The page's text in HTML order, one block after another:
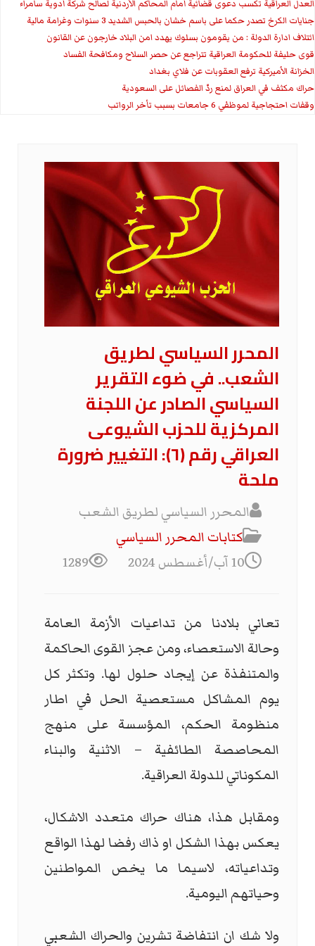
العدل العراقية تكسب دعوى قضائية أمام المحاكم الأردنية لصالح شركة أدوية سامراء
جنايات الكرخ تصدر حكما على باسم خشان بالحبس الشديد 3 سنوات وغرامة مالية
ائتلاف ادارة الدولة : من يقومون بسلوك يهدد امن البلاد خارجون عن القانون
قوى حليفة للحكومة العراقية تتراجع عن حصر السلاح ومكافحة الفساد
الخزانة الأميركية ترفع العقوبات عن فلاي بغداد
حراك مكثف في العراق لمنع ردّ الفصائل على السعودية
وقفات احتجاجية لموظفي 6 جامعات بسبب تأخر الرواتب
المحرر السياسي لطريق
الشعب.. في ضوء التقرير
السياسي الصادر عن اللجنة
المركزية للحزب الشيوعى
العراقي رقم (٦): التغيير ضرورة
ملحة
المحرر السياسي لطريق الشعب
كتابات المحرر السیاسي
10 آب/أغسطس 2024
1289
تعاني بلادنا من تداعيات الأزمة العامة
وحالة الاستعصاء، ومن عجز القوى الحاكمة
والمتنفذة عن إيجاد حلول لها. وتكثر كل
يوم المشاكل مستعصية الحل في اطار
منظومة الحكم، المؤسسة على منهج
المحاصصة الطائفية – الاثنية والبناء
المكوناتي للدولة العراقية.
ومقابل هذا، هناك حراك متعدد الاشكال،
يعكس بهذا الشكل او ذاك رفضا لهذا الواقع
وتداعياته، لاسيما ما يخص المواطنين
وحياتهم اليومية.
ولا شك ان انتفاضة تشرين والحراك الشعبي